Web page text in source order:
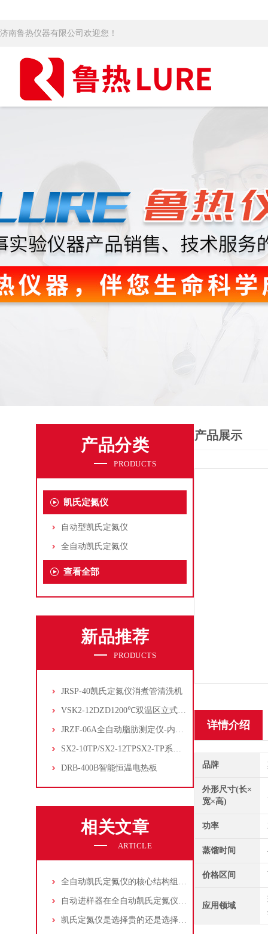
济南鲁热仪器有限公司欢迎您！
产品分类
PRODUCTS
凯氏定氮仪
自动型凯氏定氮仪
全自动凯氏定氮仪
查看全部
新品推荐
PRODUCTS
JRSP-40凯氏定氮仪消煮管清洗机
VSK2-12DZD1200℃双温区立式管式炉
JRZF-06A全自动脂肪测定仪-内置电子制冷系统
SX2-10TP/SX2-12TPSX2-TP系列经济型陶瓷纤维马弗炉
DRB-400B智能恒温电热板
相关文章
ARTICLE
全自动凯氏定氮仪的核心结构组成及优势体现
自动进样器在全自动凯氏定氮仪上的应用
凯氏定氮仪是选择贵的还是选择对的
产品展示
详情介绍
品牌
外形尺寸(长×
宽×高)
功率
蒸馏时间
价格区间
应用领域